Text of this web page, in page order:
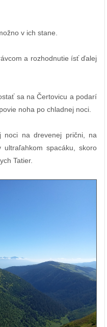
v ich stane.
a rozhodnutie ísť ďalej
sa na Čertovicu a podarí
noha po chladnej noci.
noci na drevenej prični, na
spacáku, skoro
Tatier.